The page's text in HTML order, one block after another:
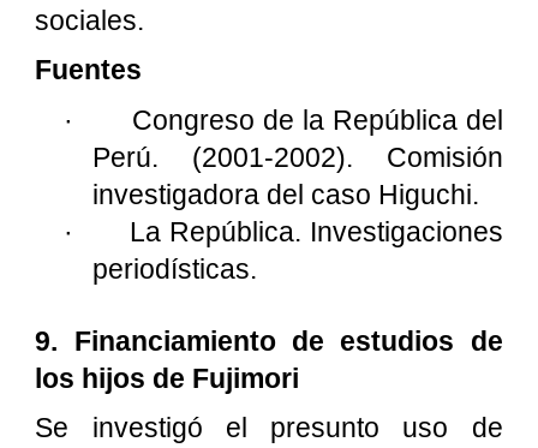
sociales.
Fuentes
·
Congreso de la República del
Perú. (2001-2002). Comisión
investigadora del caso Higuchi.
·
La República. Investigaciones
periodísticas.
9. Financiamiento de estudios de
los hijos de Fujimori
Se investigó el presunto uso de